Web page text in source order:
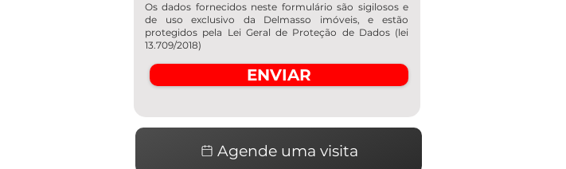
Os dados fornecidos neste formulário são sigilosos e
de uso exclusivo da Delmasso imóveis, e estão
protegidos pela Lei Geral de Proteção de Dados (lei
13.709/2018)
ENVIAR
Agende uma visita